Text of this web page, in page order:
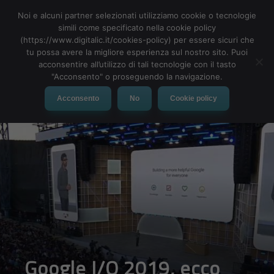
MENU
Google I/O 2019, ecco
Noi e alcuni partner selezionati utilizziamo cookie o tecnologie
simili come specificato nella cookie policy
(https://www.digitalic.it/cookies-policy) per essere sicuri che
tu possa avere la migliore esperienza sul nostro sito. Puoi
acconsentire all’utilizzo di tali tecnologie con il tasto
"Acconsento" o proseguendo la navigazione.
Acconsento No Cookie policy